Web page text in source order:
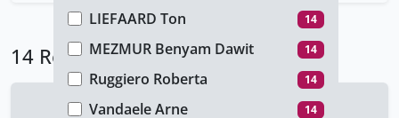
LIEFAARD Ton 14
MEZMUR Benyam Dawit 14
Ruggiero Roberta 14
Vandaele Arne 14
14 Résultats